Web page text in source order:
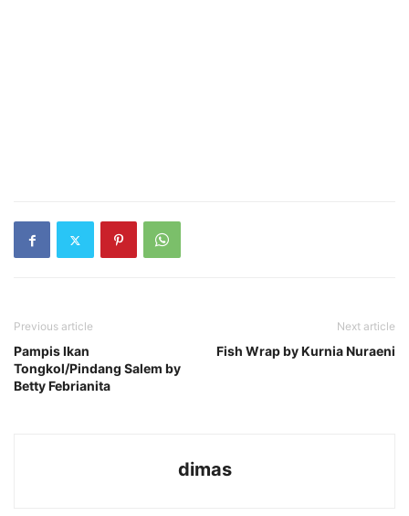
Previous article
Pampis Ikan
Tongkol/Pindang Salem by
Betty Febrianita
Next article
Fish Wrap by Kurnia Nuraeni
dimas